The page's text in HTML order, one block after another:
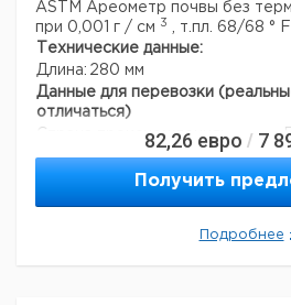
ASTM Ареометр почвы без
при 0,001 г / см 3
, т.пл. 68/68 ° F
Технические данные:
Длина: 280 мм
Данные для перевозки
отличаться)
Страна происхождения:
Страна происхождения:
Темп. режим транспортировки:
82,26 евро / 7
Получить
Подробнее